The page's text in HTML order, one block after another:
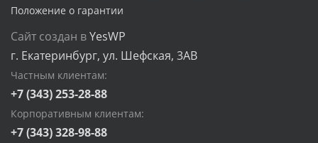
Положение о гарантии
Сайт создан вYesWP
г. Екатеринбург, ул. Шефская, 3АВ
Частным клиентам:
+7 (343) 253-28-88
Корпоративным клиентам:
+7 (343) 328-98-88